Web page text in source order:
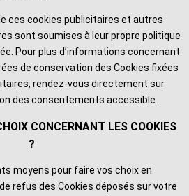
ces cookies publicitaires et autres
sont soumises à leur propre politique
Pour plus d’informations concernant
de conservation des Cookies fixées
rendez-vous directement sur
des consentements accessible.
CONCERNANT LES COOKIES
?
moyens pour faire vos choix en
refus des Cookies déposés sur votre